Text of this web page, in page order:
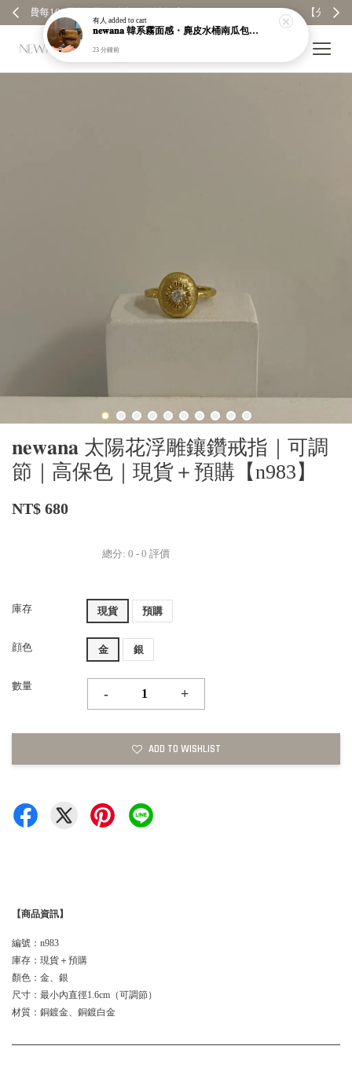
𝐧𝐞𝐰𝐚𝐧𝐚 太陽花浮雕鑲鑽戒指｜可調
節｜高保色｜現貨＋預購【n983】
NT$ 680
總分: 0 - 0 評價
庫存 現貨 預購
顔色 金 銀
數量
- +
ADD TO WISHLIST
【商品資訊】
編號：n983
庫存：現貨＋預購
顏色：金、銀
尺寸：最小內直徑1.6cm（可調節）
材質：銅鍍金、銅鍍白金
有人 added to cart
𝐧𝐞𝐰𝐚𝐧𝐚 韓系霧面感・麂皮水桶南瓜包｜通勤日常包｜高級皮革｜現貨＋預購【nk62】
23 分鐘前